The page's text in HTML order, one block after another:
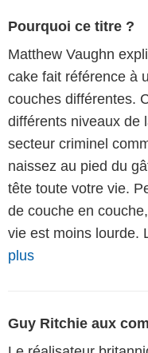
Pourquoi ce titre ?
Matthew Vaughn
cake fait référence à
couches différentes.
différents niveaux de
secteur criminel
naissez au pied du
tête toute votre vie.
de couche en
vie est moins lourde.
plus
Guy Ritchie aux